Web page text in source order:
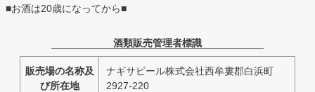
■お酒は20歳になってから■
酒類販売管理者標識
販売場の名称及
び所在地
ナギサビール株式会社西牟婁郡白浜町
2927-220